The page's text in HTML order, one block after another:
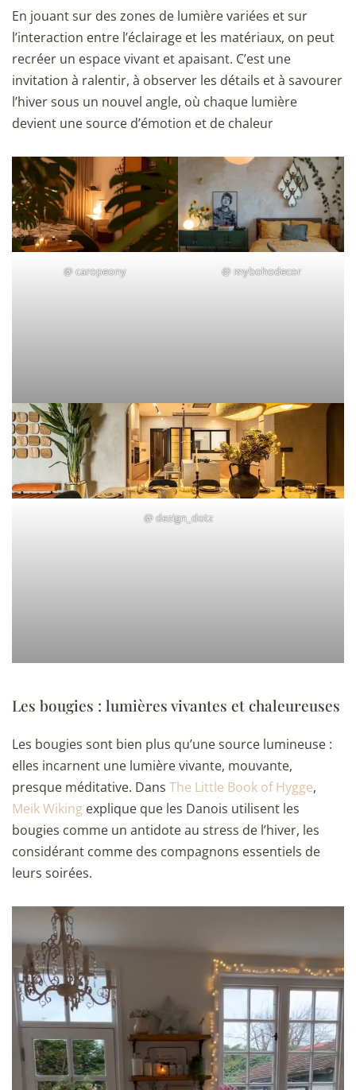
En jouant sur des zones de lumière variées et sur
l’interaction entre l’éclairage et les matériaux, on peut
recréer un espace vivant et apaisant. C’est une
invitation à ralentir, à observer les détails et à savourer
l’hiver sous un nouvel angle, où chaque lumière
devient une source d’émotion et de chaleur
@caropeony @mybohodecor
@dezign_dotz
Les bougies : lumières vivantes et chaleureuses
Les bougies sont bien plus qu’une source lumineuse :
elles incarnent une lumière vivante, mouvante,
presque méditative. Dans The Little Book of Hygge,
Meik Wiking explique que les Danois utilisent les
bougies comme un antidote au stress de l’hiver, les
considérant comme des compagnons essentiels de
leurs soirées.